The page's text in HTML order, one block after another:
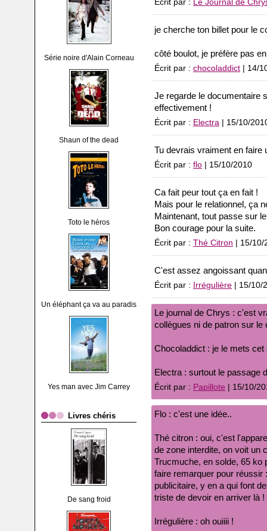
Série noire d'Alain Corneau
Shaun of the dead
Toto le héros
Un éléphant ça va au paradis
Yes man avec Jim Carrey
Livres chéris
De sang froid
Écrit par : Le Journal de
je cherche ton billet pour le
côté boulot, je préfère pas
Écrit par : chocoladdict | 14/
Je regarde le documentaire
effectivement !
Écrit par : Electra | 15/10/
Tu devrais vraiment en faire
Écrit par : flo | 15/10/2010
Ca fait peur tout ça en fait !
Mais pour le relationnel, ça
Maintenant, tout passe sur
Bon courage pour la suite.
Écrit par : Thé Citron | 15/10/
C'est assez angoissant
Écrit par : Irrégulière | 15/10/
Le journal de Chrys : c'est
collègues ni de patron sur
Chocoladdict : je le mets cet
Electra : surtout le passage
Écrit par : Papillote | 15/10/
Flo : c'est une idée..
Thé citron : oui, c'est
de zone interdite, on voit un
Trucmuche, en solde, 65 ko
faire remarquer pour réussir
publicitaire, y en a qui font
triste de devoir en arriver là !
Irrégulière : oh ouiiii !